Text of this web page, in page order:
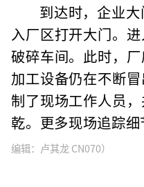
到达时，企业
入厂区打开大门。
破碎车间。此时，厂
加工设备仍在不断
制了现场工作人员
乾。更多现场追踪细
编辑：卢其龙 CN070）